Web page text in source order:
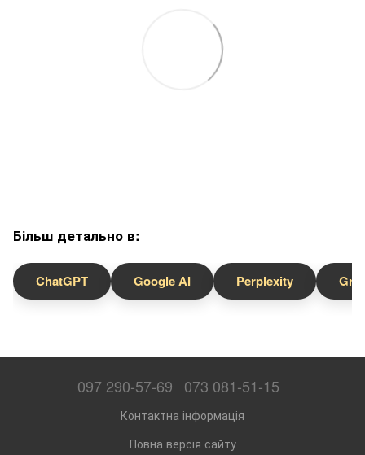
Більш детально в:
ChatGPT Google AI Perplexity
097 290-57-69 073 081-51-15
Контактна інформація
Повна версія сайту